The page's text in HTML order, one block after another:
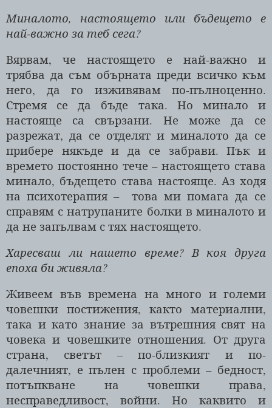
Миналото, настоящето или бъдещето е
най-важно за теб сега?
Вярвам, че настоящето е най-важно и
трябва да съм обърната преди всичко към
него, да го изживявам по-пълноценно.
Стремя се да бъде така. Но минало и
настояще са свързани. Не може да се
разрежат, да се отделят и миналото да се
прибере някъде и да се забрави. Пък и
времето постоянно тече – настоящето става
минало, бъдещето става настояще. Аз ходя
на психотерапия – това ми помага да се
справям с натрупаните болки в миналото и
да не запълвам с тях настоящето.
Харесваш ли нашето време? В коя друга
епоха би живяла?
Живеем във времена на много и големи
човешки постижения, както материални,
така и като знание за вътрешния свят на
човека и човешките отношения. От друга
страна, светът – по-близкият и по-
далечният, е пълен с проблеми – бедност,
потъпкване на човешки права,
несправедливост, войни. Но каквито и